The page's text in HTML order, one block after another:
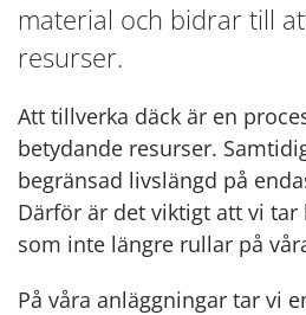
material och bidrar till
resurser.
Att tillverka däck är en
betydande resurser.
begränsad livslängd på
Därför är det viktigt att vi tar
som inte längre rullar på
På våra anläggningar tar vi